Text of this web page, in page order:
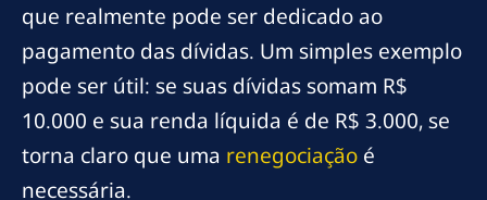
que realmente pode ser dedicado ao
pagamento das dívidas. Um simples exemplo
pode ser útil: se suas dívidas somam R$
10.000 e sua renda líquida é de R$ 3.000, se
torna claro que uma renegociação é
necessária.